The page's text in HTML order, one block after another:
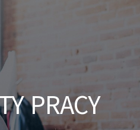
Lekarz
Jutro
Zakres
PRACY